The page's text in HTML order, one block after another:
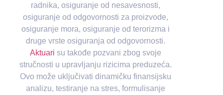
radnika, osiguranje od nesavesnosti,
osiguranje od odgovornosti za proizvode,
osiguranje mora, osiguranje od terorizma i
druge vrste osiguranja od odgovornosti.
Aktuari su takođe pozvani zbog svoje
stručnosti u upravljanju rizicima preduzeća.
Ovo može uključivati dinamičku finansijsku
analizu, testiranje na stres, formulisanje